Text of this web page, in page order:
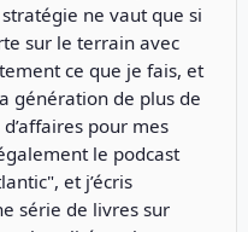
ne vaut que si
sur le terrain avec
ce que je fais, et
génération de plus de
pour mes
le podcast
", et j’écris
série de livres sur